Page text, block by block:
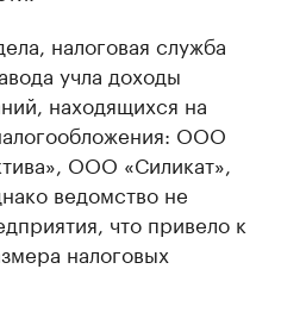
налоговая служба
учла доходы
находящихся на
ООО
ООО «Силикат»,
ведомство не
что привело к
налоговых